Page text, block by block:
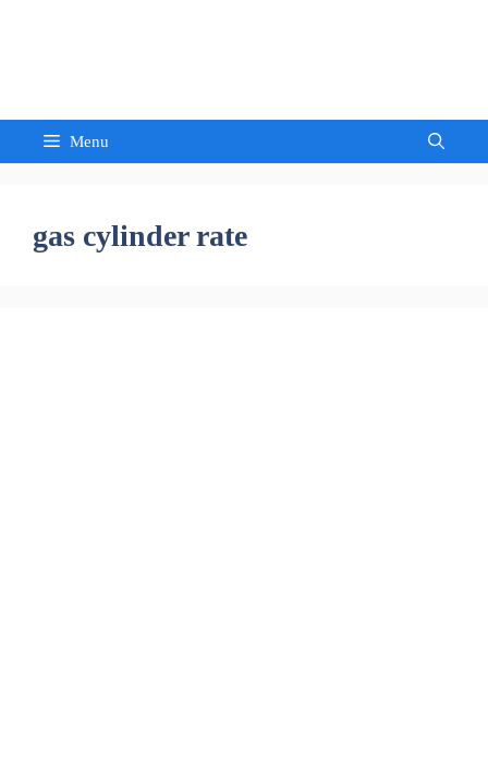
Menu
gas cylinder rate